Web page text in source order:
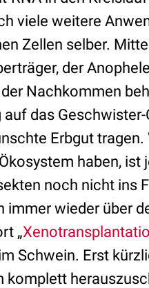
viele weitere
Zellen selber.
der
Nachkommen
das
Erbgut tragen.
haben, ist
noch nicht ins
wieder über
„
Schwein. Erst
komplett